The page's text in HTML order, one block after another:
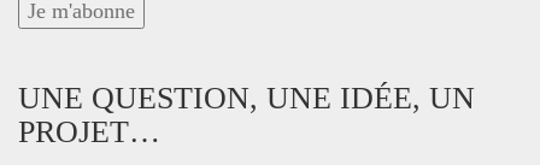
UNE QUESTION, UNE IDÉE, UN
PROJET…